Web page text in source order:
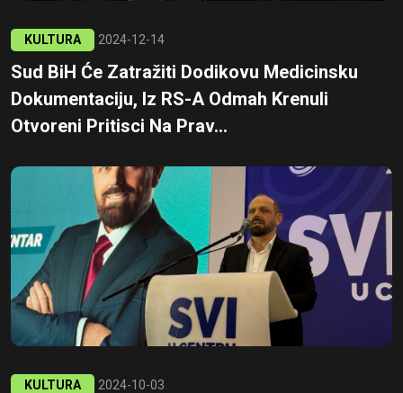
KULTURA 2024-12-14
Sud BiH Će Zatražiti Dodikovu Medicinsku
Dokumentaciju, Iz RS-A Odmah Krenuli
Otvoreni Pritisci Na Prav...
KULTURA 2024-10-03